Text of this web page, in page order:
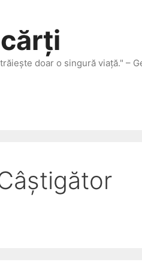
doar o singură viaţă." –